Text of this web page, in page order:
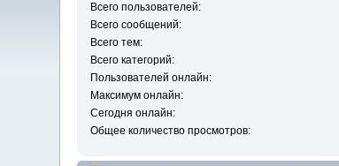
Всего пользователей:
Всего сообщений:
Всего тем:
Всего категорий:
Пользователей онлайн:
Максимум онлайн:
Сегодня онлайн:
Общее количество просмотров: